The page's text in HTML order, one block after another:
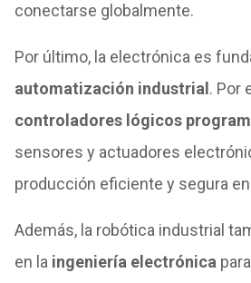
conectarse globalmente.
Por último, la electrónica es
automatización industrial . Por
controladores lógicos
sensores y actuadores
producción eficiente y segura
Además, la robótica industrial
en la ingeniería electrónica